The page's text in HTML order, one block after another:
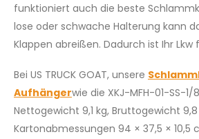
funktioniert auch die beste
lose oder schwache Halterung kann
Klappen abreißen. Dadurch ist Ihr Lkw
Bei US TRUCK GOAT, unsere
Aufhängerwie die XKJ-MFH-01-SS-1/
Nettogewicht 9,1 kg, Bruttogewicht 9,8
Kartonabmessungen 94 × 37,5 × 10,5